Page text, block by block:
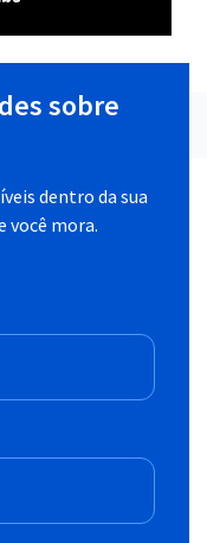
sobre
dentro da sua
você mora.